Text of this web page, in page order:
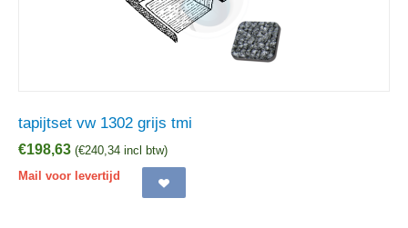
tapijtset vw 1302 grijs tmi
€198,63 (€240,34 incl btw)
Mail voor levertijd